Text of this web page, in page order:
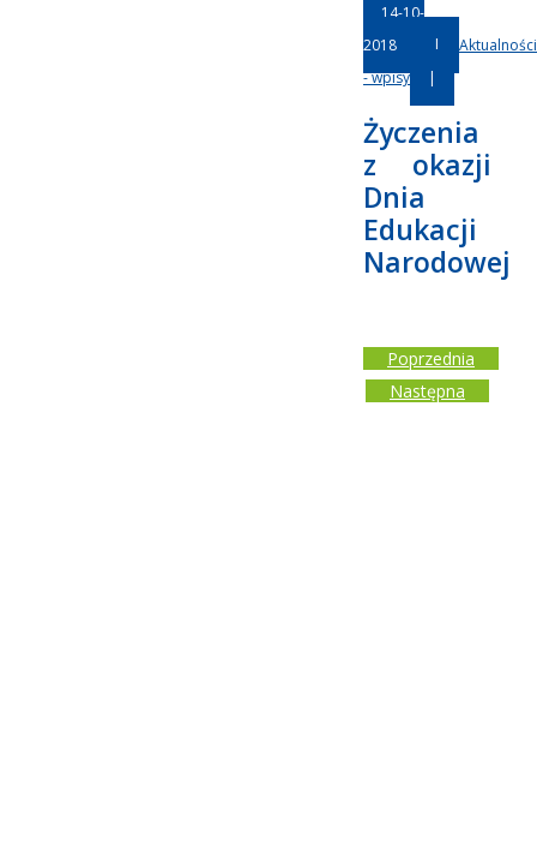
14-10-
2018
|
Aktualności
- wpisy
|
Życzenia
z okazji
Dnia
Edukacji
Narodowej
Poprzednia
Następna